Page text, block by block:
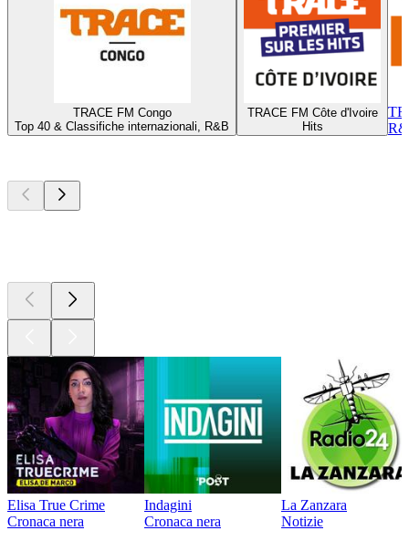
TRACE FM Congo
Top 40 & Classifiche internazionali, R&B
TRACE FM Côte d'Ivoire
Hits
Elisa True Crime
Cronaca nera
Indagini
Cronaca nera
La Zanzara
Notizie